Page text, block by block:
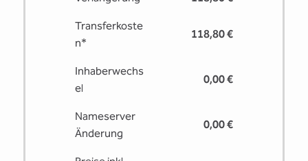
Transferkoste
n*
118,80 €
Inhaberwechs
el
0,00 €
Nameserver
Änderung
0,00 €